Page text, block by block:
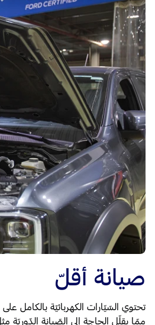
صيانة أقلّ
تحتوي السّيّارات الكهربائيّة بالكامل
ممّا يقلّل الحاجة إلى الصّيانة الدّوريّة